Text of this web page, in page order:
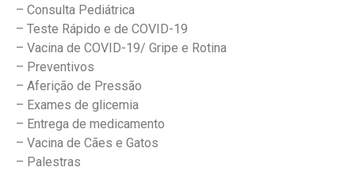
– Consulta Pediátrica
– Teste Rápido e de COVID-19
– Vacina de COVID-19/ Gripe e Rotina
– Preventivos
– Aferição de Pressão
– Exames de glicemia
– Entrega de medicamento
– Vacina de Cães e Gatos
– Palestras